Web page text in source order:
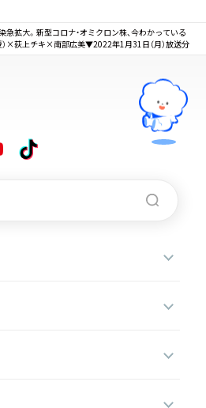
急拡大。新型コロナ・オミクロン株、今わかっている
）×荻上チキ×南部広美▼2022年1月31日（月）放送分